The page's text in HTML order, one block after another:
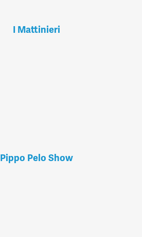
I Mattinieri
Pippo Pelo Show